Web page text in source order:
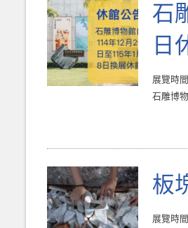
石
日
展覽時
石雕博
板
展覽時